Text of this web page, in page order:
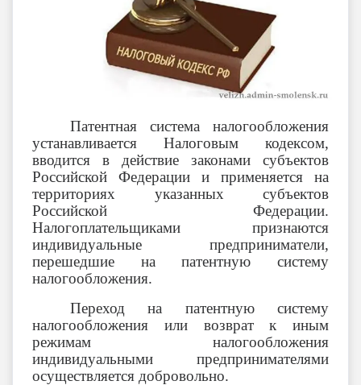
Патентная система налогообложения
устанавливается Налоговым кодексом,
вводится в действие законами субъектов
Российской Федерации и применяется на
территориях указанных субъектов
Российской Федерации.
Налогоплательщиками признаются
индивидуальные предприниматели,
перешедшие на патентную систему
налогообложения.
Переход на патентную систему
налогообложения или возврат к иным
режимам налогообложения
индивидуальными предпринимателями
осуществляется добровольно.